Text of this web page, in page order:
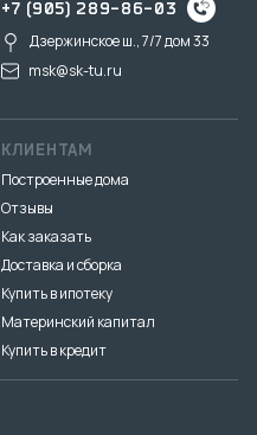
+7 (905) 289-86-03
Дзержинское ш., 7/7 дом 33
msk@sk-tu.ru
КЛИЕНТАМ
Построенные дома
Отзывы
Как заказать
Доставка и сборка
Купить в ипотеку
Материнский капитал
Купить в кредит